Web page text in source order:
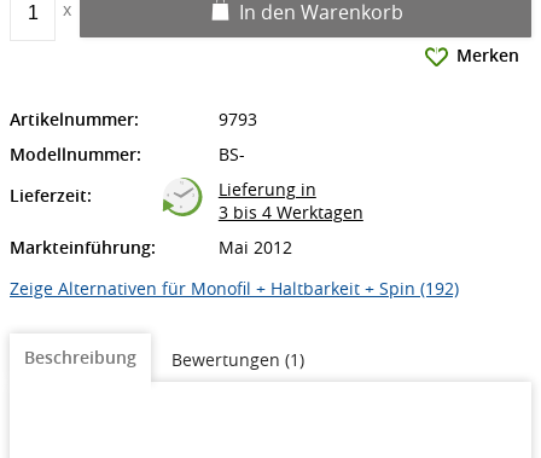
In den Warenkorb
Merken
Artikelnummer:
9793
Modellnummer:
BS-
Lieferzeit:
Lieferung in
3 bis 4 Werktagen
Markteinführung:
Mai 2012
Zeige Alternativen für Monofil + Haltbarkeit + Spin (192)
Beschreibung Bewertungen (1)